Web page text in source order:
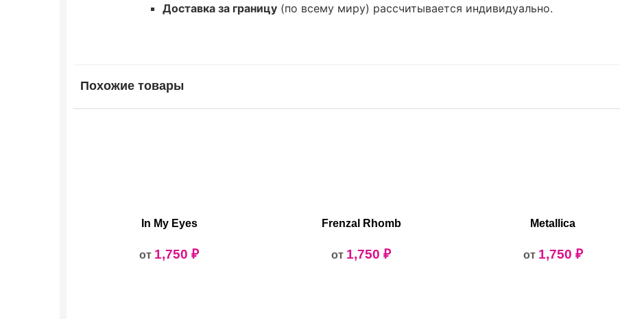
Доставка за границу (по всему миру) рассчитывается индивидуально.
Похожие товары
In My Eyes
от 1,750₽
Frenzal Rhomb
от 1,750 ₽
Metallica
от 1,750 ₽